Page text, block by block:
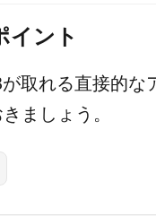
イント
取れる直接的
ましょう。